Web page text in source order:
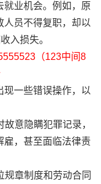
就业机会。例如，原
员不得复职，却以
入损失。
（123中间8
一些错误操作，以
意隐瞒犯罪记录，
雇，甚至面临法律责
规章制度和劳动合同